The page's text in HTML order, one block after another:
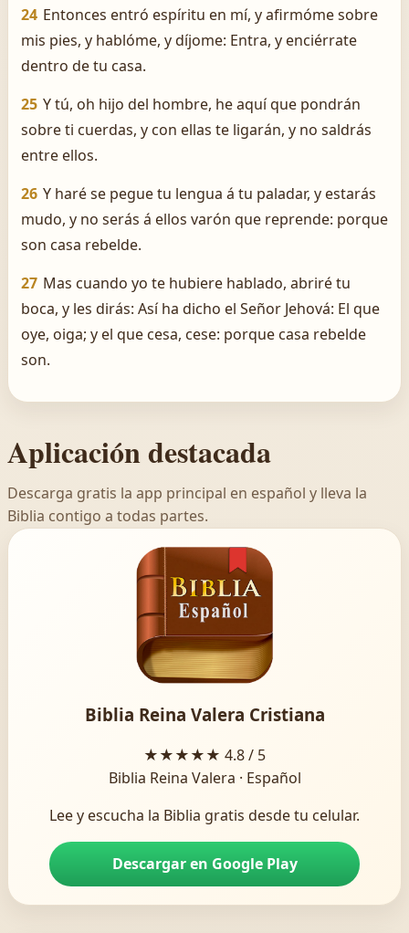
24 Entonces entró espíritu en mí, y afirmóme sobre
mis pies, y hablóme, y díjome: Entra, y enciérrate
dentro de tu casa.
25 Y tú, oh hijo del hombre, he aquí que pondrán
sobre ti cuerdas, y con ellas te ligarán, y no saldrás
entre ellos.
26 Y haré se pegue tu lengua á tu paladar, y estarás
mudo, y no serás á ellos varón que reprende: porque
son casa rebelde.
27 Mas cuando yo te hubiere hablado, abriré tu
boca, y les dirás: Así ha dicho el Señor Jehová: El que
oye, oiga; y el que cesa, cese: porque casa rebelde
son.
Aplicación destacada
Descarga gratis la app principal en español y lleva la
Biblia contigo a todas partes.
Biblia Reina Valera Cristiana
★★★★★ 4.8 / 5
Biblia Reina Valera · Español
Lee y escucha la Biblia gratis desde tu celular.
Descargar en Google Play